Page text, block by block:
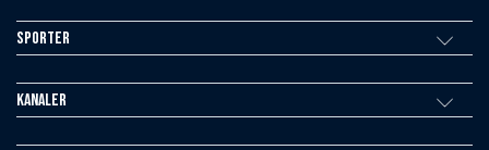
Sporter
Kanaler